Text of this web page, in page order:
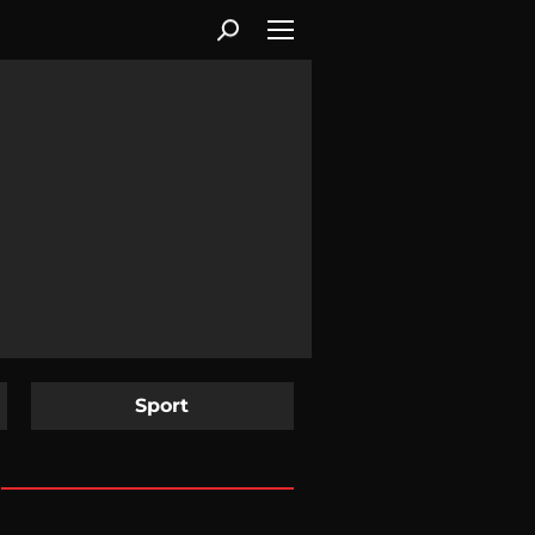
Sport